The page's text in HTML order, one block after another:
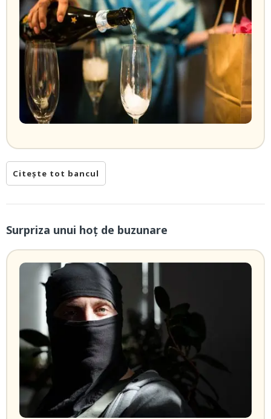
Citește tot bancul
Surpriza unui hoţ de buzunare